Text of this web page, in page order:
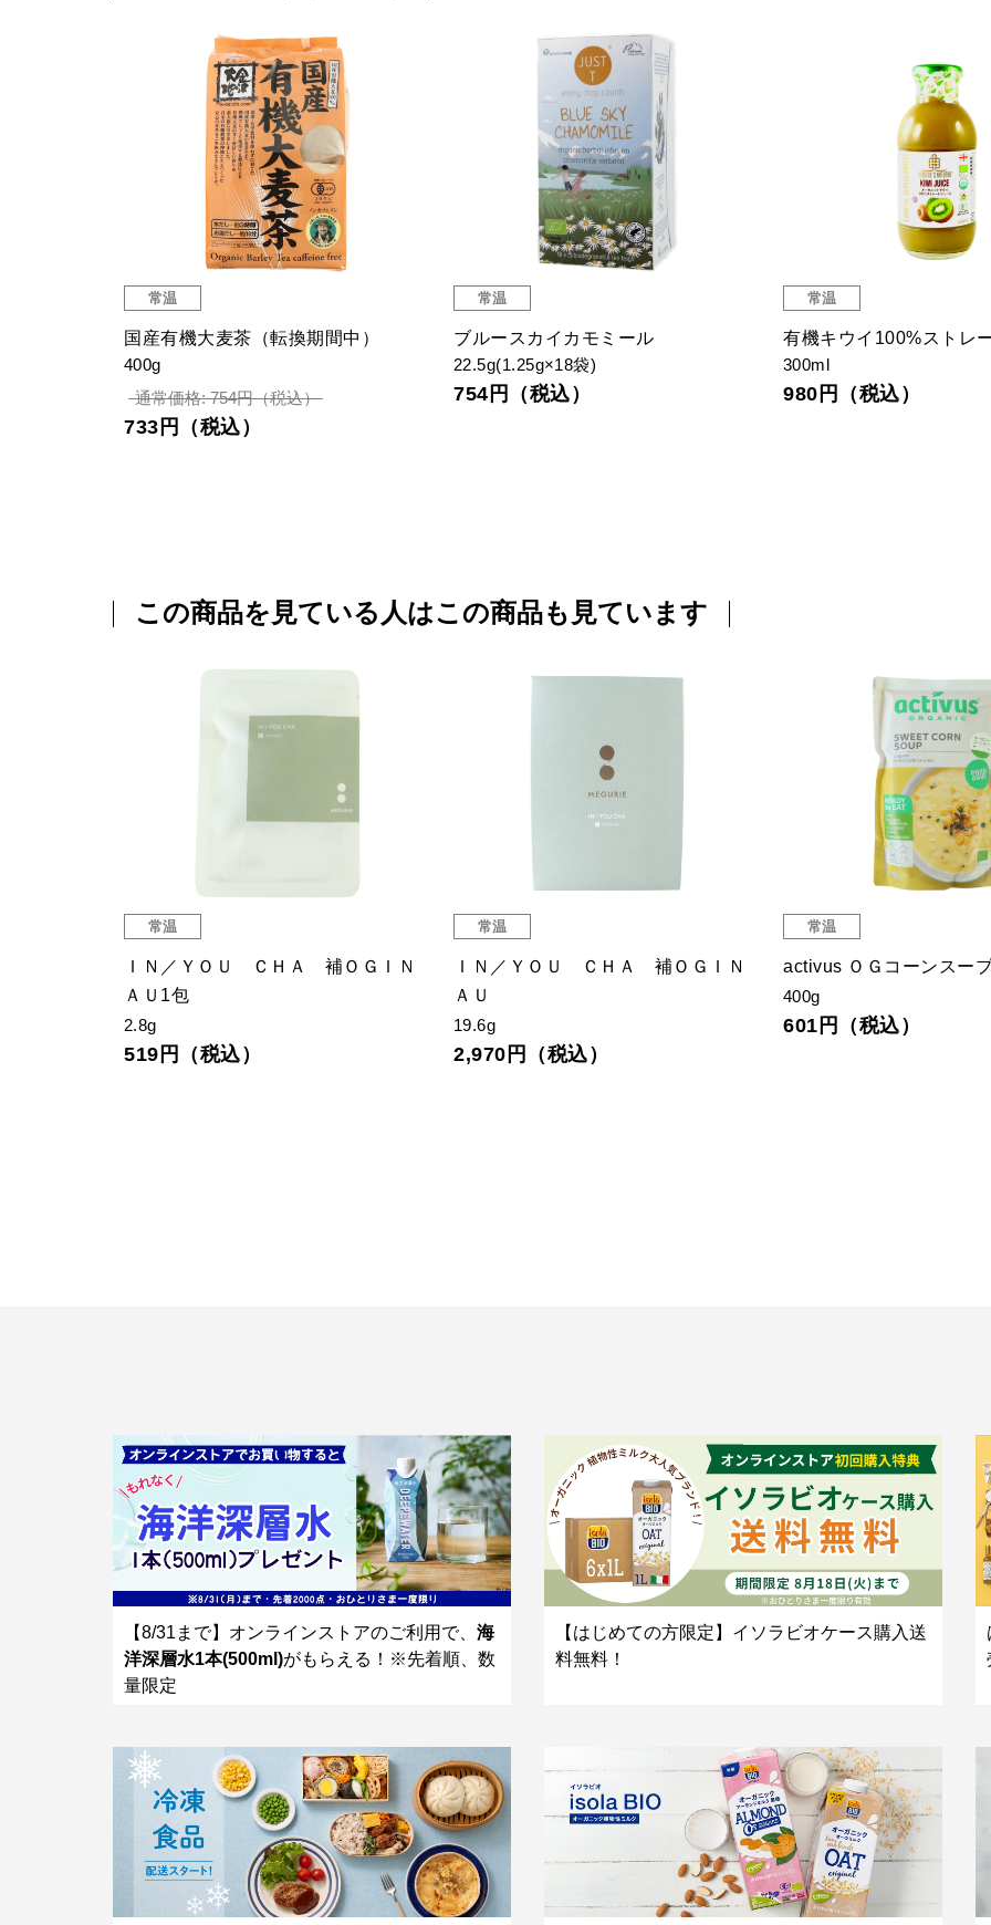
常温
国産有機大麦茶（転換期間中）
400g
通常価格: 754円（税込）
733円（税込）
常温
ブルースカイカモミール
22.5g(1.25g×18袋)
754円（税込）
常温
有機キウイ100%ストレ
300ml
980円（税込）
この商品を見ている人はこの商品も見ています
常温
ＩＮ／ＹＯＵ ＣＨＡ 補ＯＧＩＮ
ＡＵ1包
2.8g
519円（税込）
常温
ＩＮ／ＹＯＵ ＣＨＡ 補ＯＧＩＮ
ＡＵ
19.6g
2,970円（税込）
常温
activus ＯＧコーンスー
400g
601円（税込）
【8/31まで】オンラインストアのご利用で、 海
洋深層水1本(500ml)がもらえる！※先着順、数
量限定
【はじめての方限定】イソラビオケース購入送
料無料！